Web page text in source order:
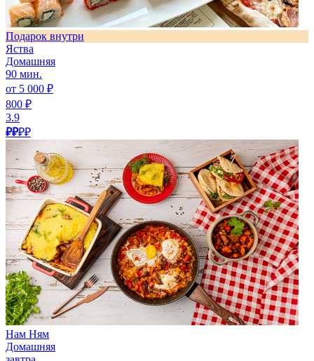
Подарок внутри
Яства
Домашняя
90 мин.
от 5 000 ₽
800 ₽
3.9
₽₽₽₽
Нам Ням
Домашняя